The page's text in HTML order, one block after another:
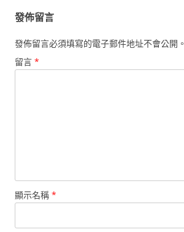
發佈留言
發佈留言必須填寫的電子郵件地址不會公開。
留言 *
顯示名稱 *